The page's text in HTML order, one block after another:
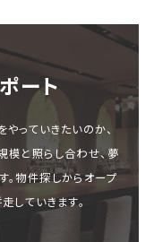
ート
っていきたいのか、
模と照らし合わせ、夢
。物件探しからオープ
していきます。